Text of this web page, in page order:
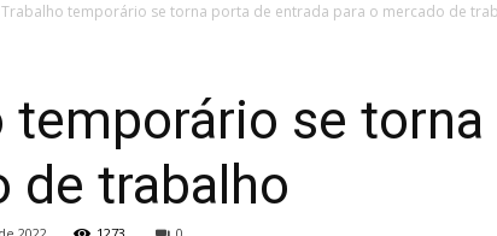
Trabalho temporário se torna porta de entrada para o mercado de
temporário se
de trabalho